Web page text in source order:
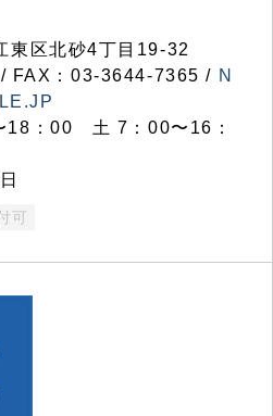
区北砂4丁目19-32
FAX：03-3644-7365 / N
18：00 土 7：00〜16：
可